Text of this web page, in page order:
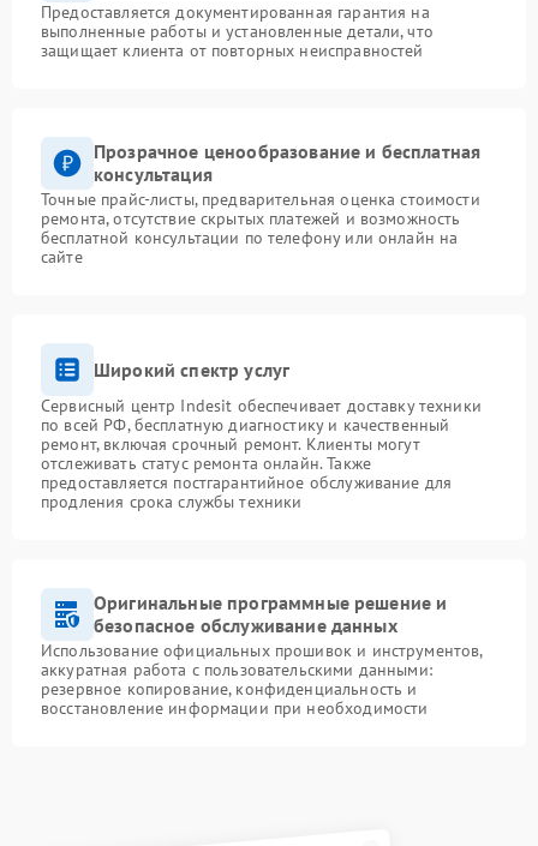
Предоставляется документированная гарантия на
выполненные работы и установленные детали, что
защищает клиента от повторных неисправностей
Прозрачное ценообразование и бесплатная
консультация
Точные прайс-листы, предварительная оценка стоимости
ремонта, отсутствие скрытых платежей и возможность
бесплатной консультации по телефону или онлайн на
сайте
Широкий спектр услуг
Сервисный центр Indesit обеспечивает доставку техники
по всей РФ, бесплатную диагностику и качественный
ремонт, включая срочный ремонт. Клиенты могут
отслеживать статус ремонта онлайн. Также
предоставляется постгарантийное обслуживание для
продления срока службы техники
Оригинальные программные решение и
безопасное обслуживание данных
Использование официальных прошивок и инструментов,
аккуратная работа с пользовательскими данными:
резервное копирование, конфиденциальность и
восстановление информации при необходимости